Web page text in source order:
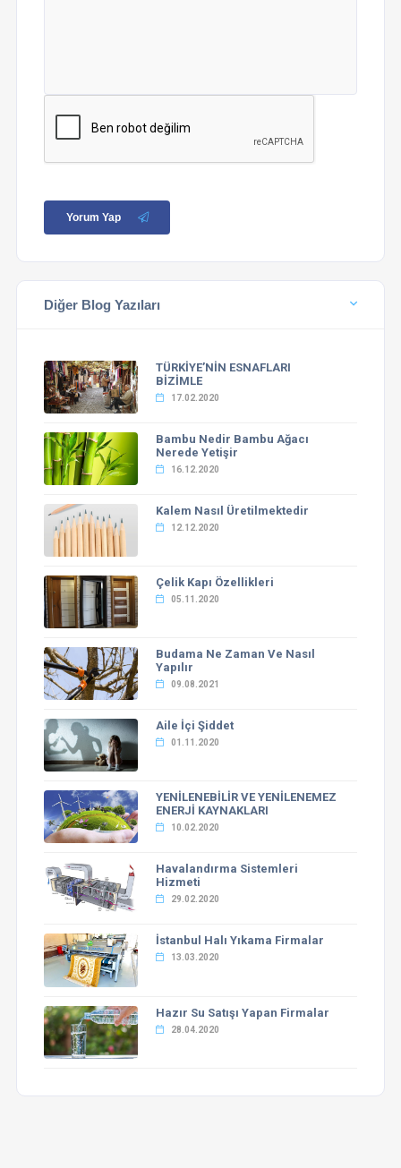
Yorum Yap
Diğer Blog Yazıları
TÜRKİYE’NİN ESNAFLARI
BİZİMLE
17.02.2020
Bambu Nedir Bambu Ağacı
Nerede Yetişir
16.12.2020
Kalem Nasıl Üretilmektedir
12.12.2020
Çelik Kapı Özellikleri
05.11.2020
Budama Ne Zaman Ve Nasıl
Yapılır
09.08.2021
Aile İçi Şiddet
01.11.2020
YENİLENEBİLİR VE YENİLENEMEZ
ENERJİ KAYNAKLARI
10.02.2020
Havalandırma Sistemleri
Hizmeti
29.02.2020
İstanbul Halı Yıkama Firmalar
13.03.2020
Hazır Su Satışı Yapan Firmalar
28.04.2020